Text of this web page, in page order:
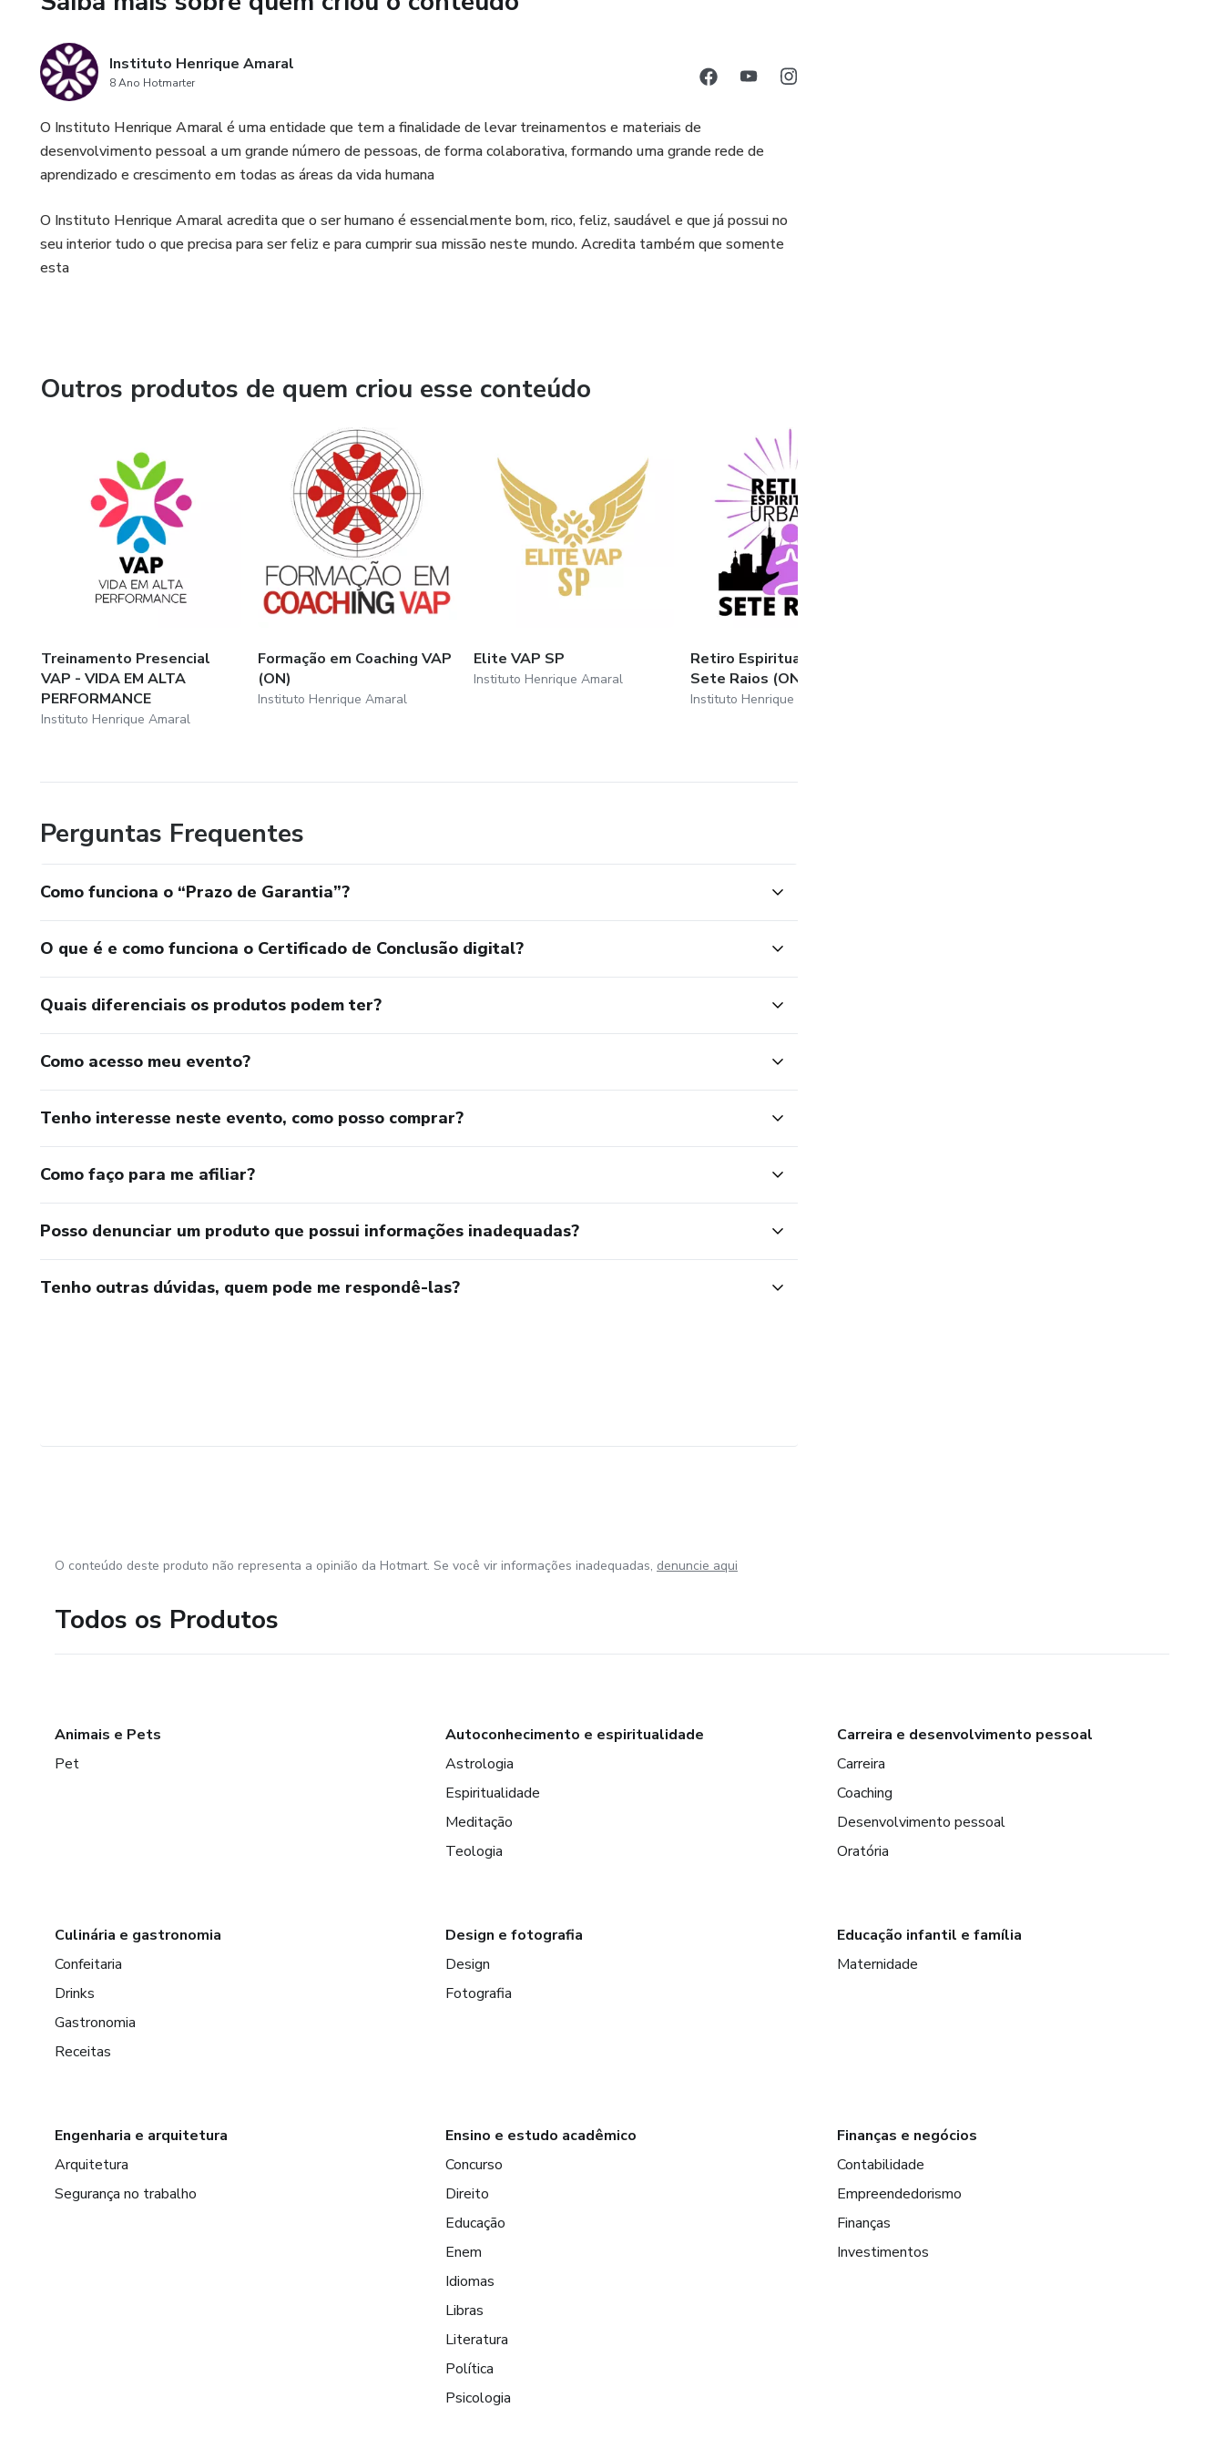
TRANSFORMAÇÃO
Alguns resgates e ajustes importantes precisam ser feitos nesta fase.
REVOLUÇÃO
Chegou a hora de pensar fora da caixa e fazer a diferença neste mundo. Amor, propósito e
Instituto Henrique Amaral
8 Ano Hotmarter
O Instituto Henrique Amaral é uma entidade que tem a finalidade de levar treinamentos e materiais de
desenvolvimento pessoal a um grande número de pessoas, de forma colaborativa, formando uma grande rede de
aprendizado e crescimento em todas as áreas da vida humana
O Instituto Henrique Amaral acredita que o ser humano é essencialmente bom, rico, feliz, saudável e que já possui no
seu interior tudo o que precisa para ser feliz e para cumprir sua missão neste mundo. Acredita também que somente
esta
Outros produtos de quem criou esse conteúdo
Treinamento Presencial
VAP - VIDA EM ALTA
PERFORMANCE
Instituto Henrique Amaral
Formação em Coaching VAP
(ON)
Instituto Henrique Amaral
Elite VAP SP
Instituto Henrique Amaral
Retiro Espiritual Urbano -
Sete Raios (ON)
Instituto Henrique Amaral
Perguntas Frequentes
Como funciona o “Prazo de Garantia”?
O que é e como funciona o Certificado de Conclusão digital?
Quais diferenciais os produtos podem ter?
Como acesso meu evento?
Tenho interesse neste evento, como posso comprar?
Como faço para me afiliar?
Posso denunciar um produto que possui informações inadequadas?
Tenho outras dúvidas, quem pode me respondê-las?
O conteúdo deste produto não representa a opinião da Hotmart. Se você vir informações inadequadas, denuncie aqui
Todos os Produtos
Animais e Pets
Pet
Autoconhecimento e espiritualidade
Astrologia
Espiritualidade
Meditação
Teologia
Carreira e desenvolvimento pessoal
Carreira
Coaching
Desenvolvimento pessoal
Oratória
Culinária e gastronomia
Confeitaria
Drinks
Gastronomia
Receitas
Design e fotografia
Design
Fotografia
Educação infantil e família
Maternidade
Engenharia e arquitetura
Arquitetura
Segurança no trabalho
Ensino e estudo acadêmico
Concurso
Direito
Educação
Enem
Idiomas
Libras
Literatura
Política
Psicologia
Finanças e negócios
Contabilidade
Empreendedorismo
Finanças
Investimentos